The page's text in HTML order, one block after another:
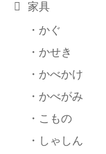
家具
かぐ
かせき
かべかけ
かべがみ
こもの
しゃしん